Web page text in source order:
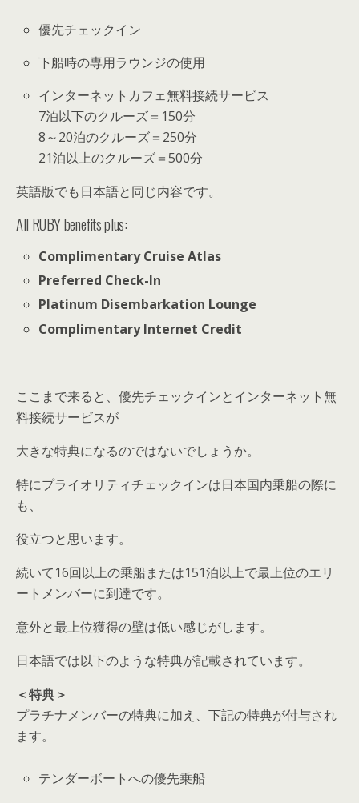
優先チェックイン
下船時の専用ラウンジの使用
インターネットカフェ無料接続サービス
7泊以下のクルーズ＝150分
8～20泊のクルーズ＝250分
21泊以上のクルーズ＝500分
英語版でも日本語と同じ内容です。
All RUBY benefits plus:
Complimentary Cruise Atlas
Preferred Check-In
Platinum Disembarkation Lounge
Complimentary Internet Credit
ここまで来ると、優先チェックインとインターネット無
料接続サービスが
大きな特典になるのではないでしょうか。
特にプライオリティチェックインは日本国内乗船の際に
も、
役立つと思います。
続いて16回以上の乗船または151泊以上で最上位のエリ
ートメンバーに到達です。
意外と最上位獲得の壁は低い感じがします。
日本語では以下のような特典が記載されています。
＜特典＞
プラチナメンバーの特典に加え、下記の特典が付与され
ます。
テンダーボートへの優先乗船